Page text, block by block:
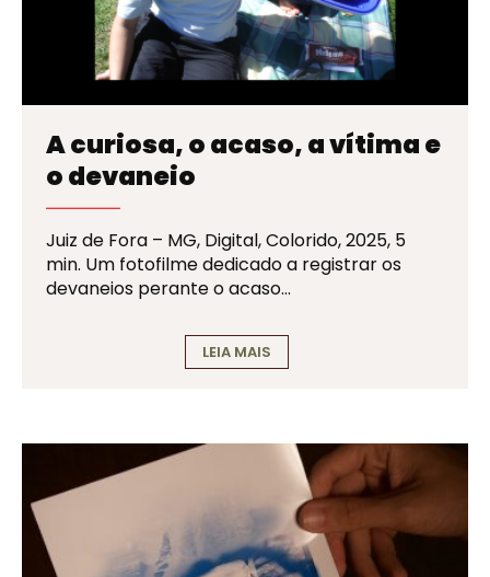
A curiosa, o acaso, a vítima e
o devaneio
Juiz de Fora – MG, Digital, Colorido, 2025, 5
min. Um fotofilme dedicado a registrar os
devaneios perante o acaso…
LEIA MAIS